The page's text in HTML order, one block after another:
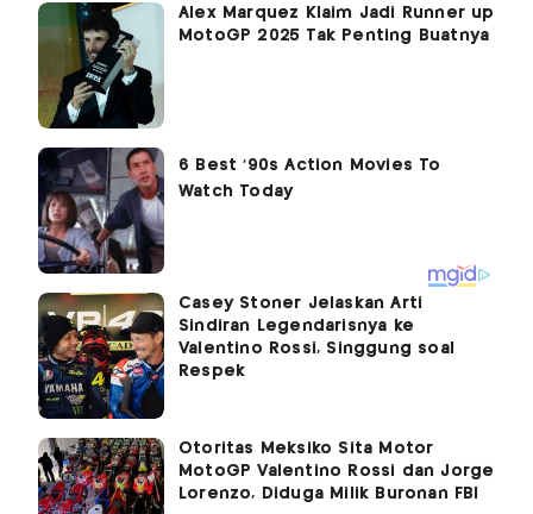
Alex Marquez Klaim Jadi Runner up
MotoGP 2025 Tak Penting Buatnya
Casey Stoner Jelaskan Arti
Sindiran Legendarisnya ke
Valentino Rossi, Singgung soal
Respek
Otoritas Meksiko Sita Motor
MotoGP Valentino Rossi dan Jorge
Lorenzo, Diduga Milik Buronan FBI